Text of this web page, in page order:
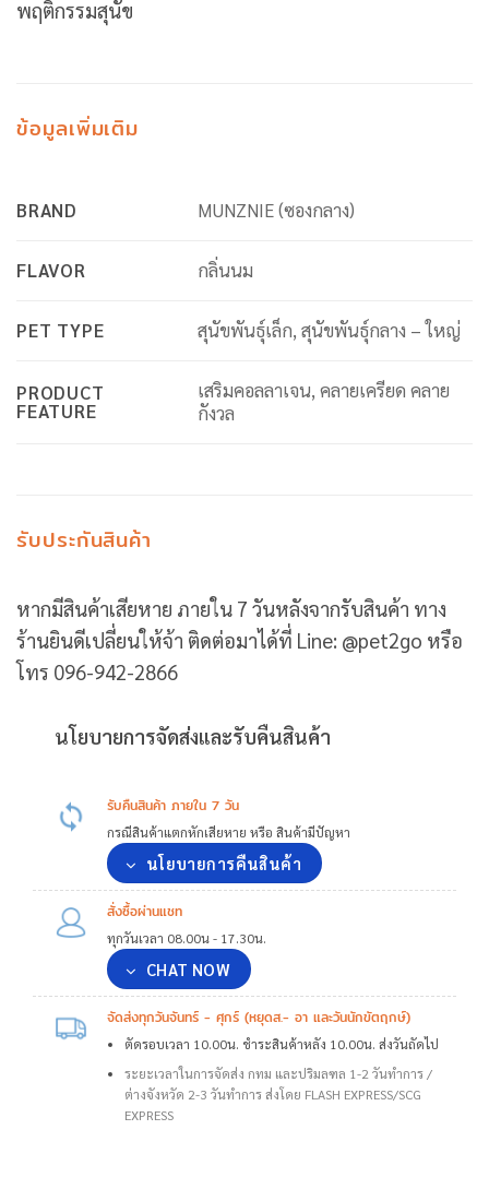
พฤติกรรมสุนัข
ข้อมูลเพิ่มเติม
BRAND MUNZNIE (ซองกลาง)
FLAVOR กลิ่นนม
PET TYPE สุนัขพันธุ์เล็ก, สุนัขพันธุ์กลาง – ใหญ่
PRODUCT
FEATURE
เสริมคอลลาเจน, คลายเครียด คลาย
กังวล
รับประกันสินค้า
หากมีสินค้าเสียหาย ภายใน 7 วันหลังจากรับสินค้า ทาง
ร้านยินดีเปลี่ยนให้จ้า ติดต่อมาได้ที่ Line: @pet2go หรือ
โทร 096-942-2866
นโยบายการจัดส่งและรับคืนสินค้า
รับคืนสินค้า ภายใน 7 วัน
กรณีสินค้าแตกหักเสียหาย หรือ สินค้ามีปัญหา
นโยบายการคืนสินค้า
สั่งซื้อผ่านแชท
ทุกวันเวลา 08.00น - 17.30น.
CHAT NOW
จัดส่งทุกวันจันทร์ - ศุกร์ (หยุดส.- อา และวันนักขัตฤกษ์)
ตัดรอบเวลา 10.00น. ชำระสินค้าหลัง 10.00น. ส่งวันถัดไป
ระยะเวลาในการจัดส่ง กทม และปริมลฑล 1-2 วันทำการ /
ต่างจังหวัด 2-3 วันทำการ ส่งโดย FLASH EXPRESS/SCG
EXPRESS